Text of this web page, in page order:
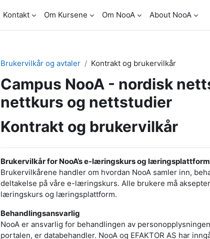
Kontakt Om Kursene Om NooA About NooA
Brukervilkår og avtaler Kontrakt og brukervilkår
Campus NooA - nordisk
nettkurs og nettstudier
Kontrakt og brukervilkår
Brukervilkår for NooA’s e-læringskurs og læringsplattform
Brukervilkårene handler om hvordan NooA samler inn,
deltakelse på våre e-læringskurs. Alle brukere må
læringskurs og læringsplattform.
Behandlingsansvarlig
NooA er ansvarlig for behandlingen av
portalen, er databehandler. NooA og EFAKTOR AS har